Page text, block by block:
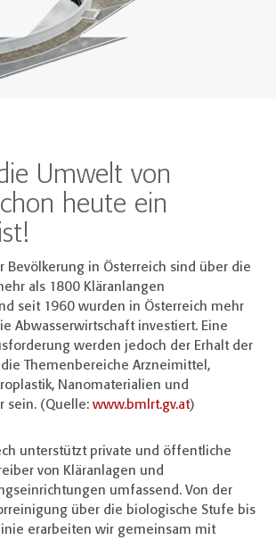
Umwelt von
heute ein
Bevölkerung in Österreich sind über die
als 1800 Kläranlangen
seit 1960 wurden in Österreich mehr
Abwasserwirtschaft investiert. Eine
werden jedoch der Erhalt der
Themenbereiche Arzneimittel,
Nanomaterialien und
sein. (Quelle: www.bmlrt.gv.at)
unterstützt private und öffentliche
von Kläranlagen und
umfassend. Von der
über die biologische Stufe bis
erarbeiten wir gemeinsam mit